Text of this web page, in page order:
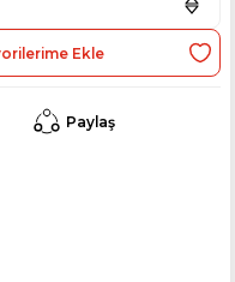
Paylaş